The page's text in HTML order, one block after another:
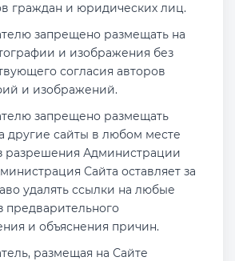
граждан и юридических лиц.
запрещено размещать на
и изображения без
согласия авторов
и изображений.
запрещено размещать
другие сайты в любом месте
разрешения Администрации
Сайта оставляет за
удалять ссылки на любые
предварительного
и объяснения причин.
размещая на Сайте